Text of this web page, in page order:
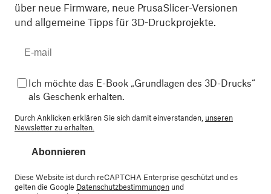
über neue Firmware, neue PrusaSlicer-Versionen
und allgemeine Tipps für 3D-Druckprojekte.
Ich möchte das E-Book „Grundlagen des 3D-Drucks“
als Geschenk erhalten.
Durch Anklicken erklären Sie sich damit einverstanden, unseren
Newsletter zu erhalten.
Abonnieren
Diese Website ist durch reCAPTCHA Enterprise geschützt und es
gelten die Google Datenschutzbestimmungen und